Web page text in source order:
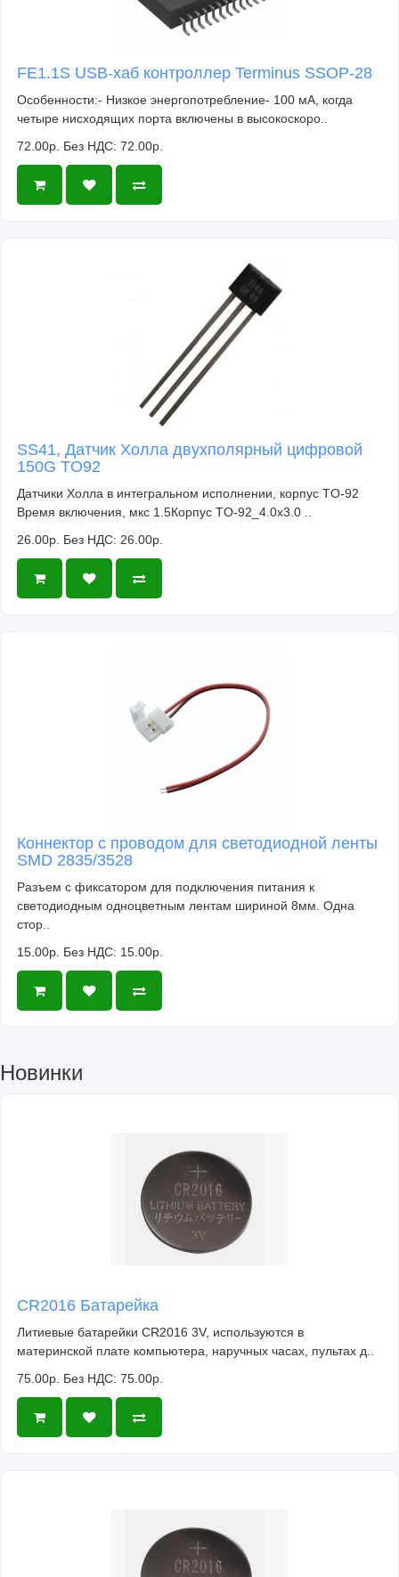
FE1.1S USB-хаб контроллер Terminus SSOP-28
Особенности:- Низкое энергопотребление- 100 мА, когда
четыре нисходящих порта включены в высокоскоро..
72.00р. Без НДС: 72.00р.
SS41, Датчик Холла двухполярный цифровой
150G TO92
Датчики Холла в интегральном исполнении, корпус TO-92
Время включения, мкс 1.5Корпус TO-92_4.0x3.0 ..
26.00р. Без НДС: 26.00р.
Коннектор с проводом для светодиодной ленты
SMD 2835/3528
Разъем с фиксатором для подключения питания к
светодиодным одноцветным лентам шириной 8мм. Одна
стор..
15.00р. Без НДС: 15.00р.
Новинки
CR2016 Батарейка
Литиевые батарейки CR2016 3V, используются в
материнской плате компьютера, наручных часах, пультах д..
75.00р. Без НДС: 75.00р.